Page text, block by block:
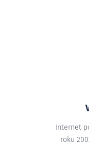
Internet
roku